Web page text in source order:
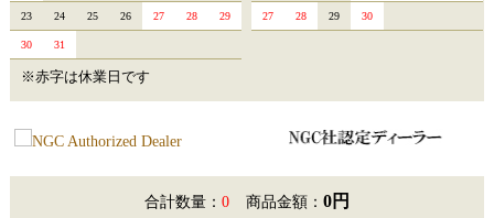
23 24 25 26 27 28 29
30 31
27 28 29 30
※赤字は休業日です
合計数量： 0 商品金額： 0円